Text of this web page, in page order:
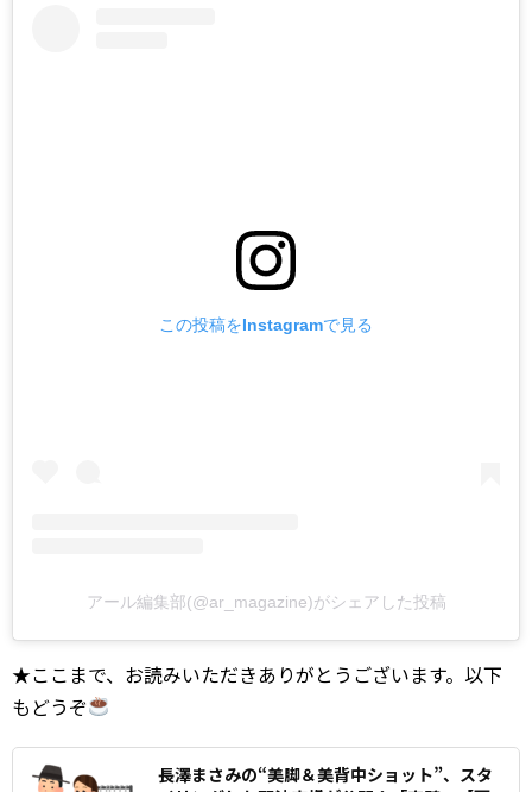
この投稿をInstagramで見る
アール編集部(@ar_magazine)がシェアした投稿
★ここまで、お読みいただきありがとうございます。以下
もどうぞ
長澤まさみの“美脚＆美背中ショット”、スタ